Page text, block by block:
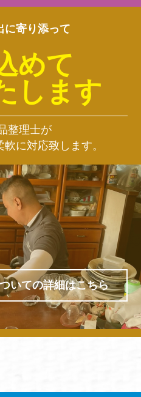
に寄り添って
めて
します
整理士が
に対応致します。
いての詳細はこちら